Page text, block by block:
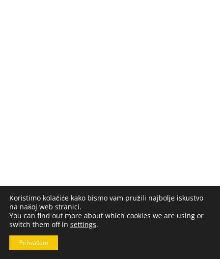
Koristimo kolačiće kako bismo vam pružili najbolje iskustvo
na našoj web stranici.
You can find out more about which cookies we are using or
switch them off in settings.
Prihvaćam